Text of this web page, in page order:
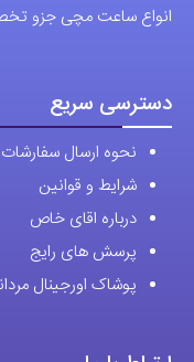
دسترسی سریع
نحوه ارسال سفارشات
شرایط و قوانین
درباره اقای خاص
پرسش های رایج
پوشاک اورجینال مردانه
ارتباط با ما